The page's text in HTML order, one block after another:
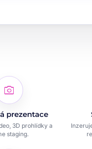
photo_camera
prezentace
3D prohlídky a
staging.